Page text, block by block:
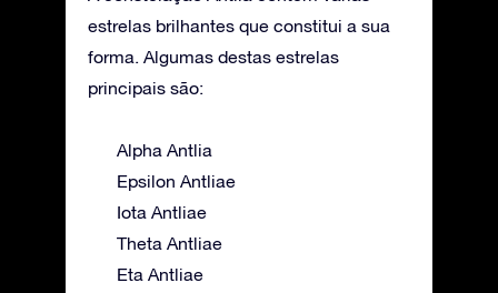
estrelas brilhantes que constitui a sua
forma. Algumas destas estrelas
principais são:
Alpha Antlia
Epsilon Antliae
Iota Antliae
Theta Antliae
Eta Antliae